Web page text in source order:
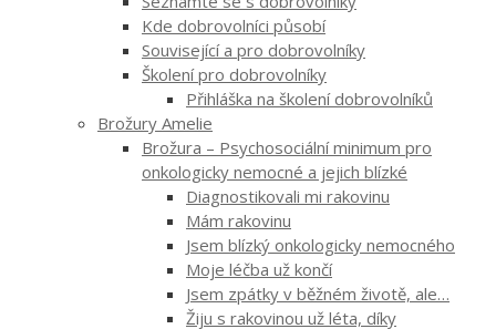
Kde dobrovolníci působí
Související a pro dobrovolníky
Školení pro dobrovolníky
Přihláška na školení dobrovolníků
Brožury Amelie
Brožura – Psychosociální minimum pro
onkologicky nemocné a jejich blízké
Diagnostikovali mi rakovinu
Mám rakovinu
Jsem blízký onkologicky nemocného
Moje léčba už končí
Jsem zpátky v běžném životě, ale…
Žiju s rakovinou už léta, díky